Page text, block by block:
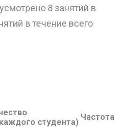
8 занятий в
в течение всего
студента)